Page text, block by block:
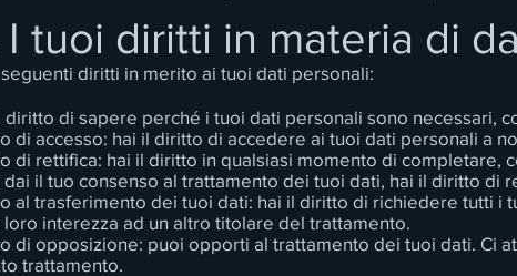
I tuoi diritti in materia di
diritti in merito ai tuoi dati personali:
diritto di sapere perché i tuoi dati personali sono necessari,
di accesso: hai il diritto di accedere ai tuoi dati personali a
di rettifica: hai il diritto in qualsiasi momento di completare,
dai il tuo consenso al trattamento dei tuoi dati, hai il diritto di
al trasferimento dei tuoi dati: hai il diritto di richiedere tutti
loro interezza ad un altro titolare del trattamento.
di opposizione: puoi opporti al trattamento dei tuoi dati. Ci
trattamento.